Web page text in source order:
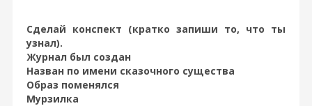
Сделай конспект (кратко запиши то, что ты
узнал).
Журнал был создан
Назван по имени сказочного существа
Образ поменялся
Мурзилка